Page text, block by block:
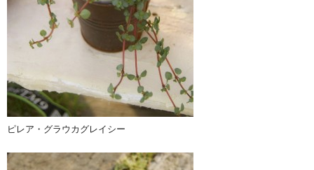
ピレア・グラウカグレイシー